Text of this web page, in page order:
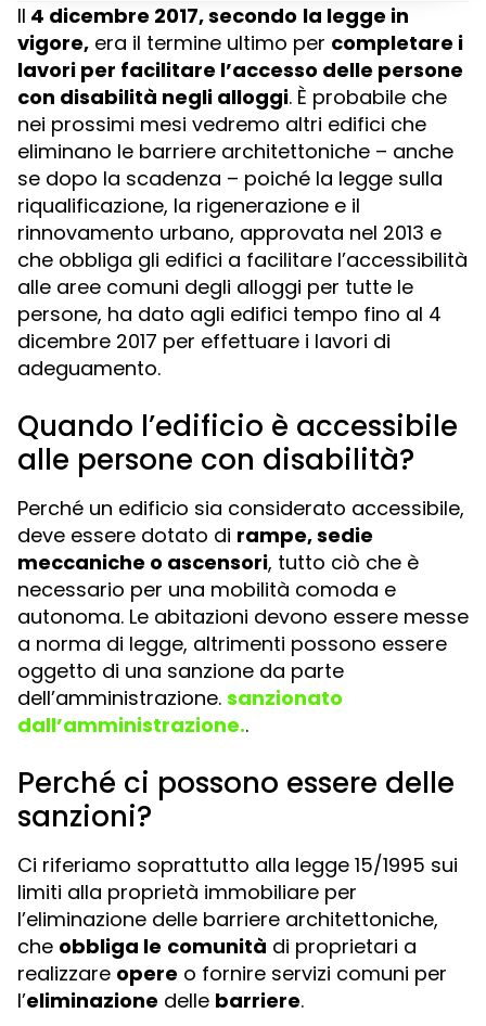
Il 4 dicembre 2017,secondo la legge in
vigore, era il termine ultimo per completare i
lavori per facilitare l’accesso delle persone
con disabilità negli alloggi. È probabile che
nei prossimi mesi vedremo altri edifici che
eliminano le barriere architettoniche – anche
se dopo la scadenza – poiché la legge sulla
riqualificazione, la rigenerazione e il
rinnovamento urbano, approvata nel 2013 e
che obbliga gli edifici a facilitare l’accessibilità
alle aree comuni degli alloggi per tutte le
persone, ha dato agli edifici tempo fino al 4
dicembre 2017 per effettuare i lavori di
adeguamento.
Quando l’edificio è accessibile
alle persone con disabilità?
Perché un edificio sia considerato accessibile,
deve essere dotato di rampe, sedie
meccaniche o ascensori, tutto ciò che è
necessario per una mobilità comoda e
autonoma. Le abitazioni devono essere messe
a norma di legge, altrimenti possono essere
oggetto di una sanzione da parte
dell’amministrazione. sanzionato
dall’amministrazione..
Perché ci possono essere delle
sanzioni?
Ci riferiamo soprattutto alla legge 15/1995 sui
limiti alla proprietà immobiliare per
l’eliminazione delle barriere architettoniche,
che obbliga le comunità di proprietari a
realizzare opere o fornire servizi comuni per
l’eliminazione delle barriere.